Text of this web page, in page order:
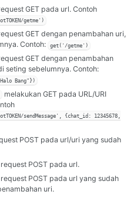
GET pada url. Contoh
getme')
GET dengan penambahan uri,
Contoh:
get('/getme')
GET dengan penambahan
seting sebelumnya. Contoh:
Bang"})
melakukan GET pada URL/URI
sendMessage', {chat_id: 12345678,
POST pada url/uri yang sudah
POST pada url.
POST pada url yang sudah
uri.